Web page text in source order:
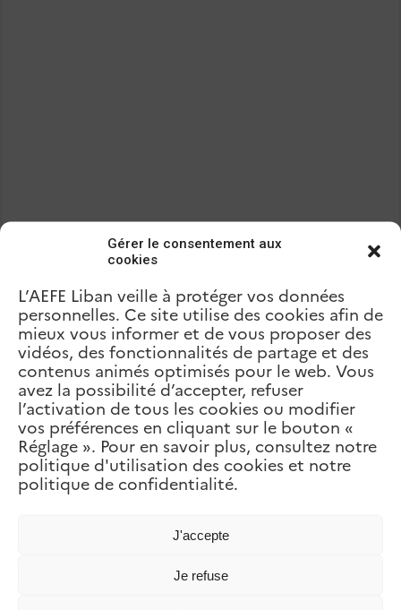
Gérer le consentement aux
cookies
L’AEFE Liban veille à protéger vos données
personnelles. Ce site utilise des cookies afin de
mieux vous informer et de vous proposer des
vidéos, des fonctionnalités de partage et des
contenus animés optimisés pour le web. Vous
avez la possibilité d’accepter, refuser
l’activation de tous les cookies ou modifier
vos préférences en cliquant sur le bouton «
Réglage ». Pour en savoir plus, consultez notre
politique d'utilisation des cookies et notre
politique de confidentialité.
J'accepte
Je refuse
Précédent
L’Athénée de Beyrouth
suivant
Collège de la Sainte famille des
Sœurs des Saints-Cœurs – Bet
Chabab
Articles Liés